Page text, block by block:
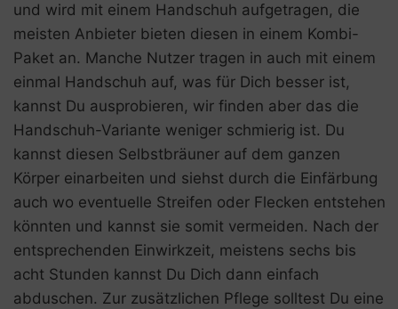
und wird mit einem Handschuh aufgetragen, die
meisten Anbieter bieten diesen in einem Kombi-
Paket an. Manche Nutzer tragen in auch mit einem
einmal Handschuh auf, was für Dich besser ist,
kannst Du ausprobieren, wir finden aber das die
Handschuh-Variante weniger schmierig ist. Du
kannst diesen Selbstbräuner auf dem ganzen
Körper einarbeiten und siehst durch die Einfärbung
auch wo eventuelle Streifen oder Flecken entstehen
könnten und kannst sie somit vermeiden. Nach der
entsprechenden Einwirkzeit, meistens sechs bis
acht Stunden kannst Du Dich dann einfach
abduschen. Zur zusätzlichen Pflege solltest Du eine